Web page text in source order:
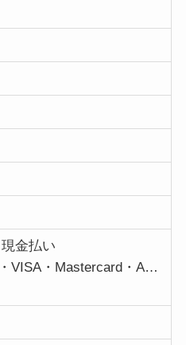
金払い
・AMERICAN EXPRESS）